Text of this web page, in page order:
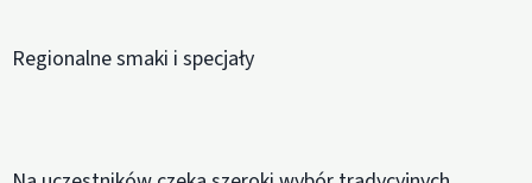
Regionalne smaki i specjały